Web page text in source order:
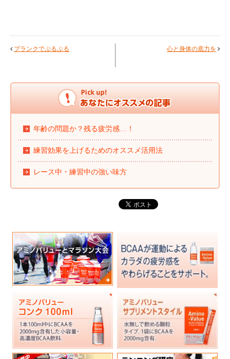
プランクでぷるぷる 心と身体の底力を
年齢の問題か？残る疲労感…！
練習効果を上げるためのオススメ活用法
レース中・練習中の強い味方